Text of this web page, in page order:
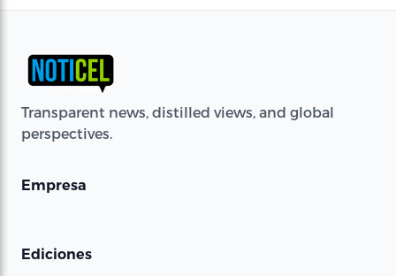
Transparent news, distilled views, and global
perspectives.
Empresa
Ediciones